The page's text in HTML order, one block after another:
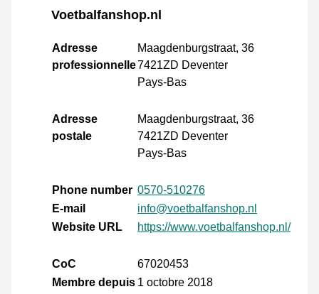
Voetbalfanshop.nl
Adresse
professionnelle
Maagdenburgstraat, 36
7421ZD Deventer
Pays-Bas
Adresse
postale
Maagdenburgstraat, 36
7421ZD Deventer
Pays-Bas
Phone number 0570-510276
E-mail
info@voetbalfanshop.nl
Website URL
https://www.voetbalfanshop.nl/
CoC
67020453
Membre depuis 1 octobre 2018